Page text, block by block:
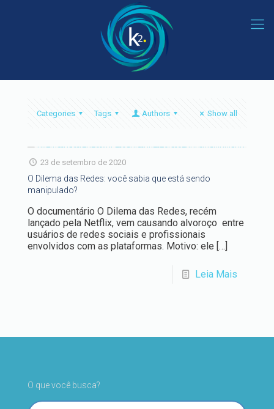
Categories Tags Authors Show all
23 de setembro de 2020
O Dilema das Redes: você sabia que está sendo
manipulado?
O documentário O Dilema das Redes, recém
lançado pela Netflix, vem causando alvoroço entre
usuários de redes sociais e profissionais
envolvidos com as plataformas. Motivo: ele […]
Leia Mais
O que você busca?